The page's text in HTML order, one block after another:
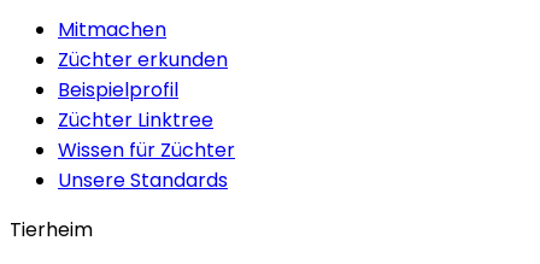
Mitmachen
Züchter erkunden
Beispielprofil
Züchter Linktree
Wissen für Züchter
Unsere Standards
Tierheim